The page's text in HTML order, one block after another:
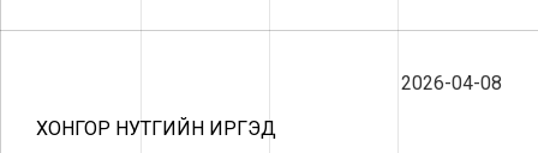
2026-04-08
ХОНГОР НУТГИЙН ИРГЭД